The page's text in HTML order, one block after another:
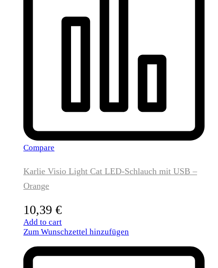
Compare
Karlie Visio Light Cat LED-Schlauch mit USB –
Orange
10,39 €
Add to cart
Zum Wunschzettel hinzufügen